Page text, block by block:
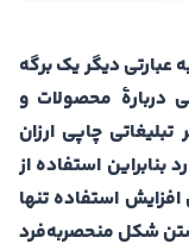
عبارتی دیگر یک برگه
دربارۀ محصولات و
چاپی ارزان
بنابراین استفاده از
استفاده تنها
شکل منحصربه‌فرد